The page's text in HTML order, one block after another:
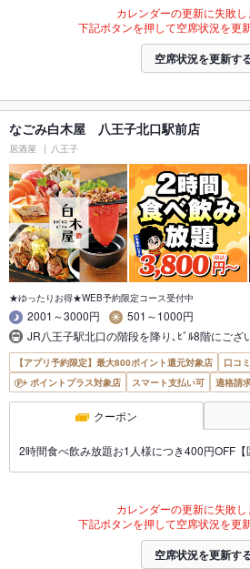
カレンダーの更新に失敗し
下記ボタンを押して空席状況を更
空席状況を更新す
なごみ白木屋 八王子北口駅前店
居酒屋 八王子
★ゆったりお得★WEB予約限定コース受付中
2001～3000円
501～1000円
JR八王子駅北口の階段を降り､ﾋﾞﾙ8階にござ
【アプリ予約限定】最大800ポイント還元対象店 口コ
ポイントプラス対象店
スマート支払い可 適格請
クーポン
2時間食べ飲み放題お1人様につき400円OFF【
カレンダーの更新に失敗し
下記ボタンを押して空席状況を更
空席状況を更新す